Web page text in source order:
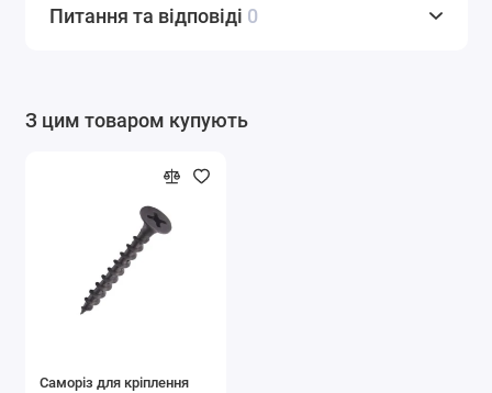
Питання та відповіді 0
З цим товаром купують
Саморіз для кріплення